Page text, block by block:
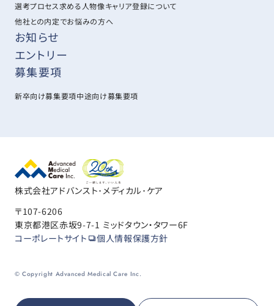
選考プロセス求める人物像キャリア登録について
他社との内定でお悩みの方へ
お知らせ
エントリー
募集要項
新卒向け募集要項中途向け募集要項
株式会社アドバンスト･メディカル･ケア
〒107-6206
東京都港区赤坂9-7-1 ミッドタウン・タワー6F
コーポレートサイト 個人情報保護方針
© Copyright Advanced Medical Care Inc.